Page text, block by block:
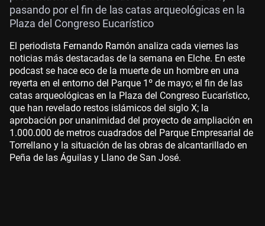
pasando por el fin de las catas arqueológicas en la
Plaza del Congreso Eucarístico
El periodista Fernando Ramón analiza cada viernes las
noticias más destacadas de la semana en Elche. En este
podcast se hace eco de la muerte de un hombre en una
reyerta en el entorno del Parque 1º de mayo; el fin de las
catas arqueológicas en la Plaza del Congreso Eucarístico,
que han revelado restos islámicos del siglo X; la
aprobación por unanimidad del proyecto de ampliación en
1.000.000 de metros cuadrados del Parque Empresarial de
Torrellano y la situación de las obras de alcantarillado en
Peña de las Águilas y Llano de San José.